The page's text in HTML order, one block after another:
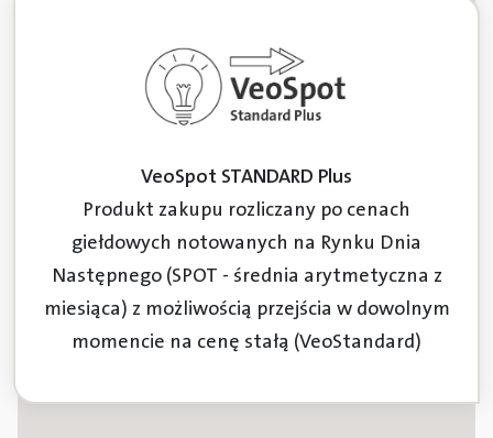
VeoSpot STANDARD Plus
Produkt zakupu rozliczany po cenach
giełdowych notowanych na Rynku Dnia
Następnego (SPOT - średnia arytmetyczna z
miesiąca) z możliwością przejścia w dowolnym
momencie na cenę stałą (VeoStandard)